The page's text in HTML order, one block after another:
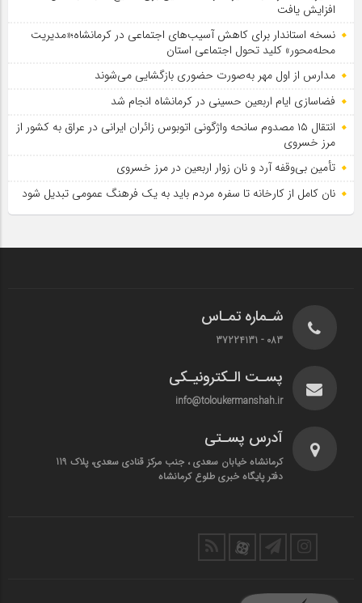
افزایش یافت
نسخه استاندار برای کاهش آسیب‌های اجتماعی در کرمانشاه؛«مدیریت
محله‌محور» کلید تحول اجتماعی استان
مدارس از اول مهر به‌صورت حضوری بازگشایی می‌شوند
فضاسازی ایام اربعین حسینی در کرمانشاه انجام شد
انتقال ۱۵ مصدوم سانحه واژگونی اتوبوس زائران ایرانی در عراق به کشور از
مرز خسروی
تأمین بی‌وقفه آرد و نان زوار اربعین در مرز خسروی
نان کامل از کارخانه تا سفره مردم باید به یک فرهنگ عمومی تبدیل شود
شـماره تمـاس
083 - 37224131
پسـت الـکترونیـکی
info@toloukermanshah.ir
آدرس پسـتی
کرمانشاه خیابان سعدی ، جنب مرکز قنادی سعدی، پلاک 119
دفتر پایگاه خبری طلوع کرمانشاه